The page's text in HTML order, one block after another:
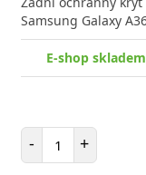
Samsung Galaxy
E-shop
- Počet položek
+